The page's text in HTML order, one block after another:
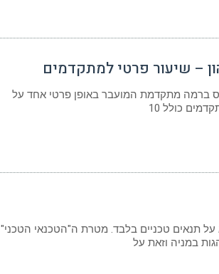
– שיעור פרטי למתקדמים
ברמה מתקדמת המועבר באופן פרטי אחד על
כולל 10
על תנאים טכניים בלבד. מטרת ה"הטכנאי הטכני"
במניה וזאת על